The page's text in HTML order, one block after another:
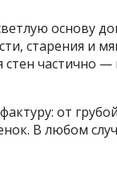
основу
старения и
частично
от
В любом